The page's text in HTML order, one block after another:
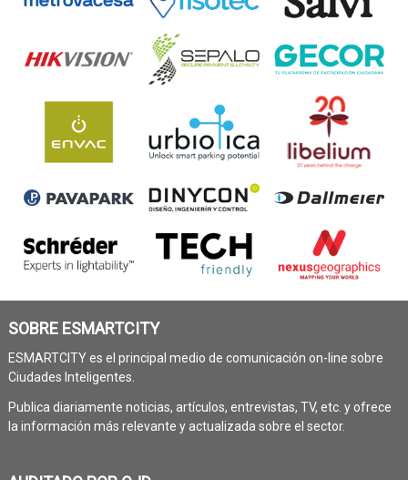
SOBRE ESMARTCITY
ESMARTCITY es el principal medio de comunicación on-line sobre
Ciudades Inteligentes.
Publica diariamente noticias, artículos, entrevistas, TV, etc. y ofrece
la información más relevante y actualizada sobre el sector.